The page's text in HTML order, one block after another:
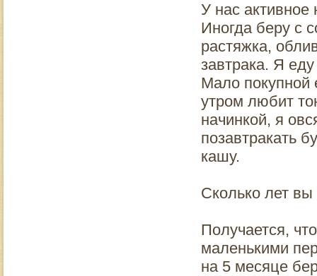
У нас активное
Иногда беру с
растяжка,
завтрака. Я
Мало
утром любит
начинкой, я
позавтракать
кашу.
Сколько лет вы
Получается,
маленькими
на 5 месяце